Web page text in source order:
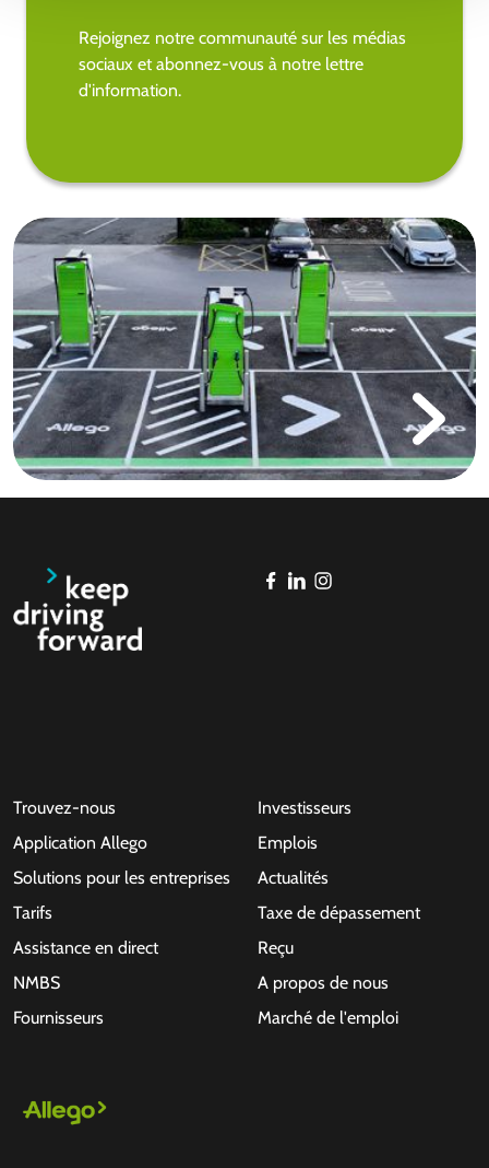
Rejoignez notre communauté sur les médias
sociaux et abonnez-vous à notre lettre
d'information.
Trouvez-nous
Application Allego
Solutions pour les entreprises
Tarifs
Assistance en direct
NMBS
Fournisseurs
Investisseurs
Emplois
Actualités
Taxe de dépassement
Reçu
A propos de nous
Marché de l'emploi